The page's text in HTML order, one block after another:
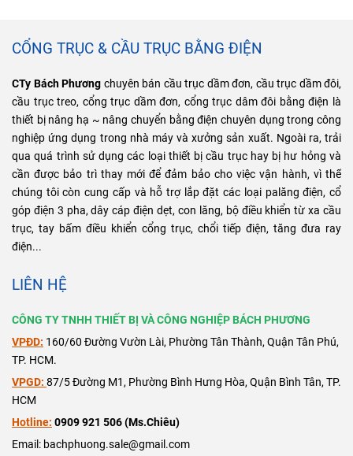
CỔNG TRỤC & CẦU TRỤC BẰNG ĐIỆN
CTy Bách Phương chuyên bán cầu trục dầm đơn, cầu trục dầm đôi,
cầu trục treo, cổng trục dầm đơn, cổng trục dâm đôi bằng điện là
thiết bị nâng hạ ~ nâng chuyển bằng điện chuyên dụng trong công
nghiệp ứng dụng trong nhà máy và xưởng sản xuất. Ngoài ra, trải
qua quá trình sử dụng các loại thiết bị cầu trục hay bị hư hỏng và
cần được bảo trì thay mới để đảm bảo cho việc vận hành, vì thế
chúng tôi còn cung cấp và hỗ trợ lắp đặt các loại palăng điện, cổ
góp điện 3 pha, dây cáp điện dẹt, con lăng, bộ điều khiển từ xa cầu
trục, tay bấm điều khiển cổng trục, chổi tiếp điện, tăng đưa ray
điện...
LIÊN HỆ
CÔNG TY TNHH THIẾT BỊ VÀ CÔNG NGHIỆP BÁCH PHƯƠNG
VPĐD: 160/60 Đường Vườn Lài, Phường Tân Thành, Quận Tân Phú,
TP. HCM.
VPGD: 87/5 Đường M1, Phường Bình Hưng Hòa, Quận Bình Tân, TP.
HCM
Hotline: 0909 921 506 (Ms.Chiêu)
Email: bachphuong.sale@gmail.com